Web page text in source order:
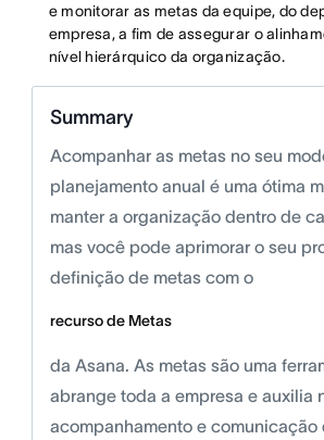
e monitorar as metas da equipe, do
empresa, a fim de assegurar o
nível hierárquico da organização.
Summary
Acompanhar as metas no seu
planejamento anual é uma ótima
manter a organização dentro de
mas você pode aprimorar o seu
definição de metas com o
recurso de Metas
da Asana. As metas são uma
abrange toda a empresa e auxilia
acompanhamento e comunicação